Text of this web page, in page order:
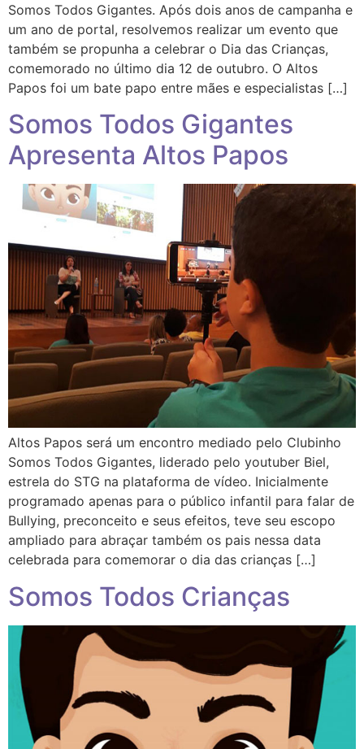
Somos Todos Gigantes. Após dois anos de campanha e
um ano de portal, resolvemos realizar um evento que
também se propunha a celebrar o Dia das Crianças,
comemorado no último dia 12 de outubro. O Altos
Papos foi um bate papo entre mães e especialistas […]
Somos Todos Gigantes
Apresenta Altos Papos
Altos Papos será um encontro mediado pelo Clubinho
Somos Todos Gigantes, liderado pelo youtuber Biel,
estrela do STG na plataforma de vídeo. Inicialmente
programado apenas para o público infantil para falar de
Bullying, preconceito e seus efeitos, teve seu escopo
ampliado para abraçar também os pais nessa data
celebrada para comemorar o dia das crianças […]
Somos Todos Crianças